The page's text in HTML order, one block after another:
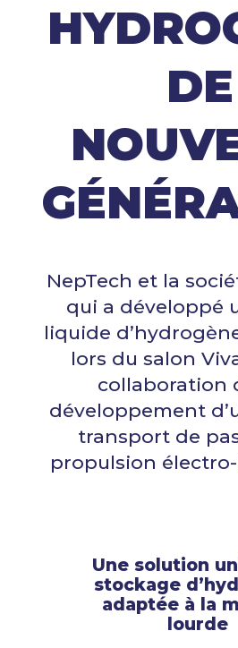
DE
NepTech et la
qui a développé
liquide
lors du salon
collaboration
développement
transport de
propulsion
Une solution
stockage
adaptée à la
lourde